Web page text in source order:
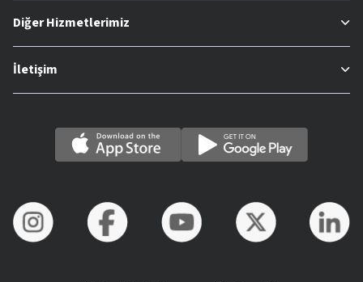
Diğer Hizmetlerimiz
İletişim